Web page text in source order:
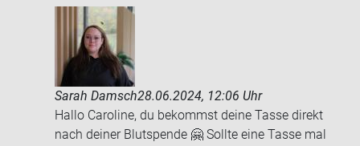
Sarah Damsch28.06.2024, 12:06 Uhr
Hallo Caroline, du bekommst deine Tasse direkt
nach deiner Blutspende 🤗 Sollte eine Tasse mal